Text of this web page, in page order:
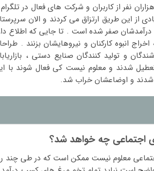
نفر از کاربران و شرکت های فعال در
این طریق ارتزاق می کردند و الان
صفر شده است . تا جایی که اطلاع
انبوه کارکنان و نیروهایشان بزنند .
و تولید کنندگان صنایع دستی ،
تعطیل شدند و معلوم نیست کی فعال شوند با
شدند و اوضاعشان خراب شد.
اجتماعی چه خواهد شد؟
معلوم نیست ممکن است که در طی چند